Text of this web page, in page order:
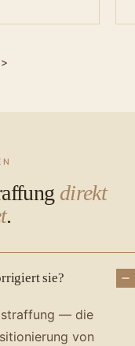
direkt
.
sie?
— die
von